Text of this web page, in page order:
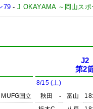
79 -J OKAYAMA ～岡山ス
MUFG国立
J2
第2
8/15 (土)
秋田
- 富山